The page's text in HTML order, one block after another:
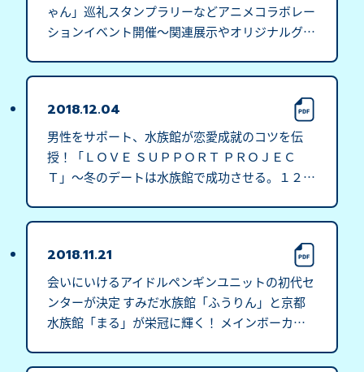
ゃん」巡礼スタンプラリーなどアニメコラボレー
ションイベント開催～関連展示やオリジナルグッ
2018.12.04
男性をサポート、水族館が恋愛成就のコツを伝
授！「ＬＯＶＥ ＳＵＰＰＯＲＴ ＰＲＯＪＥＣ
Ｔ」～冬のデートは水族館で成功させる。１２月
2018.11.21
会いにいけるアイドルペンギンユニットの初代セ
ンターが決定 すみだ水族館「ふうりん」と京都
水族館「まる」が栄冠に輝く！ メインボーカル
（水）から